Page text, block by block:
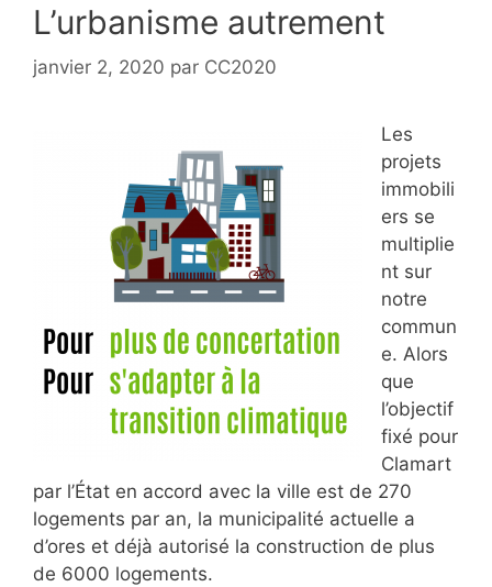
L’urbanisme autrement
janvier 2, 2020 par CC2020
Les
projets
immobili
ers se
multiplie
nt sur
notre
commun
e. Alors
que
l’objectif
fixé pour
Clamart
par l’État en accord avec la ville est de 270
logements par an, la municipalité actuelle a
d’ores et déjà autorisé la construction de plus
de 6000 logements.